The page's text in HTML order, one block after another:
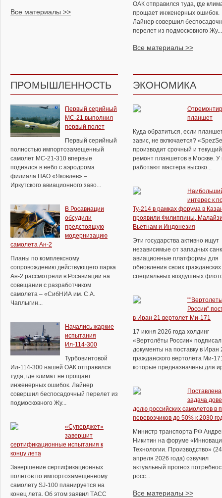
Все материалы >>
ОАК отправился туда, где
прощает инженерных ошибок.
Лайнер совершил
перелет из подмосковного Жу...
Все материалы >>
ПРОМЫШЛЕННОСТЬ
Первый серийный
МС-21 выполнил
первый полет
Первый серийный
полностью импортозамещенный
самолет МС-21-310 впервые
поднялся в небо с аэродрома
филиала ПАО «Яковлев» –
Иркутского авиационного заво...
В Росавиации
обсудили
предстоящую
модернизацию
самолета Ан-2
Планы по комплексному
сопровождению действующего парка
Ан-2 рассмотрели в Росавиации на
совещании с разработчиком
самолета – «СибНИА им. С.А.
Чаплыгин...
Начались жаркие
испытания
Ил-114-300
Турбовинтовой
Ил-114-300 нашей ОАК отправился
туда, где климат не прощает
инженерных ошибок. Лайнер
совершил беспосадочный перелет из
подмосковного Жу...
«Суперджет»
завершит
сертификационные испытания к
концу лета
Завершение сертификационных
полетов по импортозамещенному
самолету SJ-100 планируется на
конец лета. Об этом заявил ТАСС
ЭКОНОМИКА
планшет
Куда обратиться, если
завис, не включается?
производит срочный и текущий
ремонт планшетов в Москве. У
работают мастера высоко...
интерес к
Ту-214 в рамках форума в
проявили Филиппины,
Вьетнам и Индонезия
Эти государства активно ищут
независимые от западных
авиационные платформы для
обновления своих
специальных воздушных
России"
в Иран 21 вертолет Ми-171
17 июня 2026 года холдинг
«Вертолёты России» подписал
документы на поставку в Иран
гражданского вертолёта Ми-
которые предназначены для
Поставлена
задача
долю российских самолетов в
перевозчиков до 50% к 2030
Министр транспорта РФ
Никитин на форуме
Технологии. Производство» (24
апреля 2026 года) озвучил
актуальный прогноз
росс...
Все материалы >>